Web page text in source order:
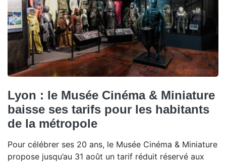
Lyon : le Musée Cinéma & Miniature
baisse ses tarifs pour les habitants
de la métropole
Pour célébrer ses 20 ans, le Musée Cinéma & Miniature
propose jusqu’au 31 août un tarif réduit réservé aux